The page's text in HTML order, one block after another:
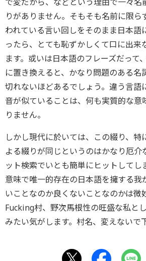
りがありません。そもそも名前に限ら
われている言い回しをそのまま日本語
ったら、とても恥ずかしくて口に出来
ます。或いは日本語のフレーズだって
に置き換えると、かなり問題のある名
切れないほどあるでしょう。違う言語
音が似ていることは、何も実質的な意
りません。
しかし現代に於いては、この綴り、特
よる綴りが同じというのはかなり厄介
ット検索でいとも簡単にヒットしてし
意味で唯一的存在の日本語を擁する我
いことなのか良くないことなのかは微
Fucking村、野次馬根性の旺盛な私と
みたい気がします。村名、変えないで